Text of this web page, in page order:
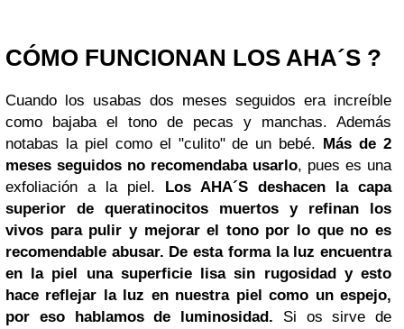
CÓMO FUNCIONAN LOS AHA´S ?
Cuando los usabas dos meses seguidos era increíble
como bajaba el tono de pecas y manchas. Además
notabas la piel como el "culito" de un bebé.
Más de 2
meses seguidos no recomendaba usarlo, pues es una
exfoliación a la piel.
Los AHA´S deshacen la capa
superior de queratinocitos muertos y refinan los
vivos para pulir y mejorar el tono por lo que no es
recomendable abusar. De esta forma la luz encuentra
en la piel una superficie lisa sin rugosidad y esto
hace reflejar la luz en nuestra piel como un espejo,
por eso hablamos de luminosidad. Si os sirve de